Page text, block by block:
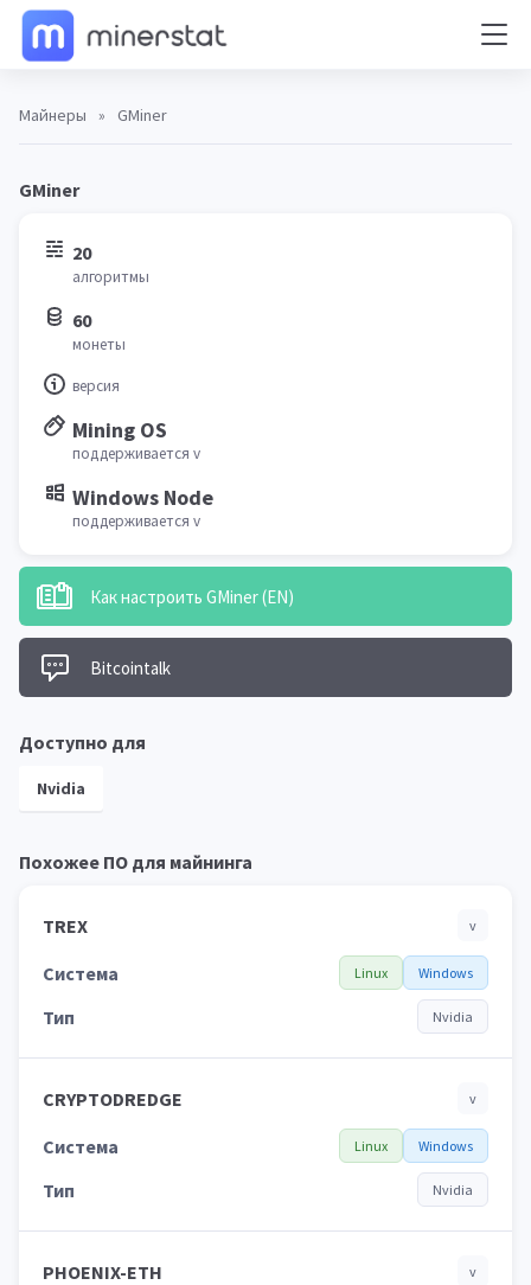
Майнеры » GMiner
GMiner
20
алгоритмы
60
монеты
версия
Mining OS
поддерживается v
Windows Node
поддерживается v
Как настроить GMiner (EN)
Bitcointalk
Доступно для
Nvidia
Похожее ПО для майнинга
TREX v
Система Linux Windows
Тип Nvidia
CRYPTODREDGE v
Система Linux Windows
Тип Nvidia
PHOENIX-ETH v